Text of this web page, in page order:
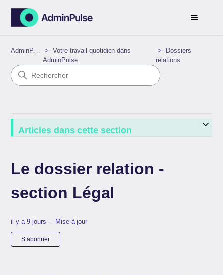
AdminPulse
Votre travail quotidien dans
AdminPulse
Dossiers
relations
Articles dans cette section
Le dossier relation -
section Légal
il y a 9 jours Mise à jour
S’abonner